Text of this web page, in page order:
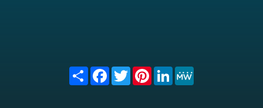
Share FacebookTwitterPinterest
LinkedIn